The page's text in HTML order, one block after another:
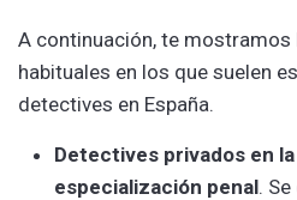
A continuación, te mostramos
habituales en los que suelen
detectives en España.
Detectives privados en
especialización penal.